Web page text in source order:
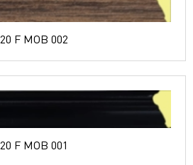
20 F MOB 002
20 F MOB 001